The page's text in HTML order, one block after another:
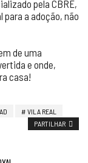
pela CBRE,
a adoção, não
de uma
e onde,
casa!
VILA REAL
PARTILHAR